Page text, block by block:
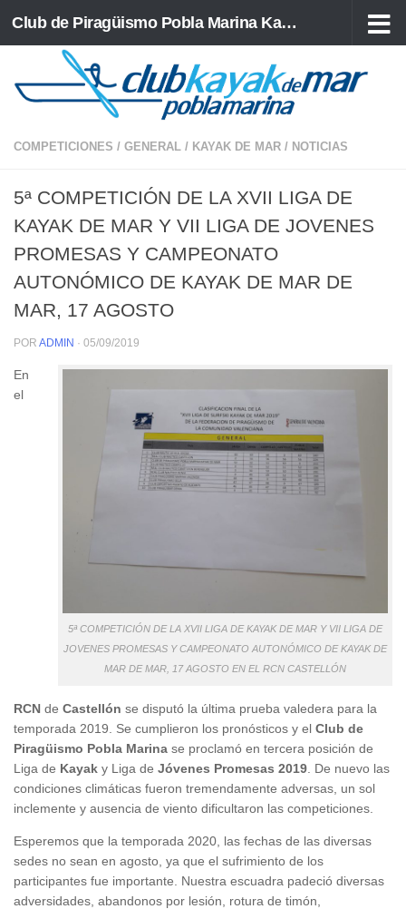
Saltar al contenido Club de Piragüismo Pobla Marina Kayak de Mar
COMPETICIONES / GENERAL / KAYAK DE MAR / NOTICIAS
5ª COMPETICIÓN DE LA XVII LIGA DE
KAYAK DE MAR Y VII LIGA DE JOVENES
PROMESAS Y CAMPEONATO
AUTONÓMICO DE KAYAK DE MAR DE
MAR, 17 AGOSTO
POR ADMIN · 05/09/2019
5ª COMPETICIÓN DE LA XVII LIGA DE KAYAK DE MAR Y VII LIGA DE
JOVENES PROMESAS Y CAMPEONATO AUTONÓMICO DE KAYAK DE
MAR DE MAR, 17 AGOSTO EN EL RCN CASTELLÓN
En
el
RCN de Castellón se disputó la última prueba valedera para la
temporada 2019. Se cumplieron los pronósticos y el Club de
Piragüismo Pobla Marina se proclamó en tercera posición de
Liga de Kayak y Liga de Jóvenes Promesas 2019 . De nuevo las
condiciones climáticas fueron tremendamente adversas, un sol
inclemente y ausencia de viento dificultaron las competiciones.
Esperemos que la temporada 2020, las fechas de las diversas
sedes no sean en agosto, ya que el sufrimiento de los
participantes fue importante. Nuestra escuadra padeció diversas
adversidades, abandonos por lesión, rotura de timón,